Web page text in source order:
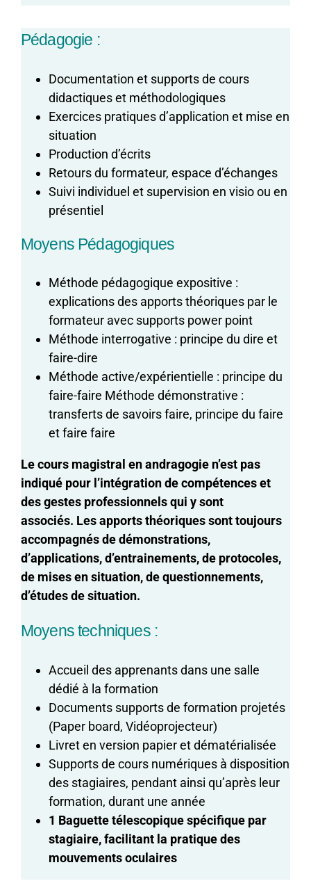
Pédagogie :
Documentation et supports de cours
didactiques et méthodologiques
Exercices pratiques d’application et mise en
situation
Production d’écrits
Retours du formateur, espace d’échanges
Suivi individuel et supervision en visio ou en
présentiel
Moyens Pédagogiques
Méthode pédagogique expositive :
explications des apports théoriques par le
formateur avec supports power point
Méthode interrogative : principe du dire et
faire-dire
Méthode active/expérientielle : principe du
faire-faire Méthode démonstrative :
transferts de savoirs faire, principe du faire
et faire faire
Le cours magistral en andragogie n’est pas
indiqué pour l’intégration de compétences et
des gestes professionnels qui y sont
associés. Les apports théoriques sont toujours
accompagnés de démonstrations,
d’applications, d’entrainements, de protocoles,
de mises en situation, de questionnements,
d’études de situation.
Moyens techniques :
Accueil des apprenants dans une salle
dédié à la formation
Documents supports de formation projetés
(Paper board, Vidéoprojecteur)
Livret en version papier et dématérialisée
Supports de cours numériques à disposition
des stagiaires, pendant ainsi qu’après leur
formation, durant une année
1 Baguette télescopique spécifique par
stagiaire, facilitant la pratique des
mouvements oculaires